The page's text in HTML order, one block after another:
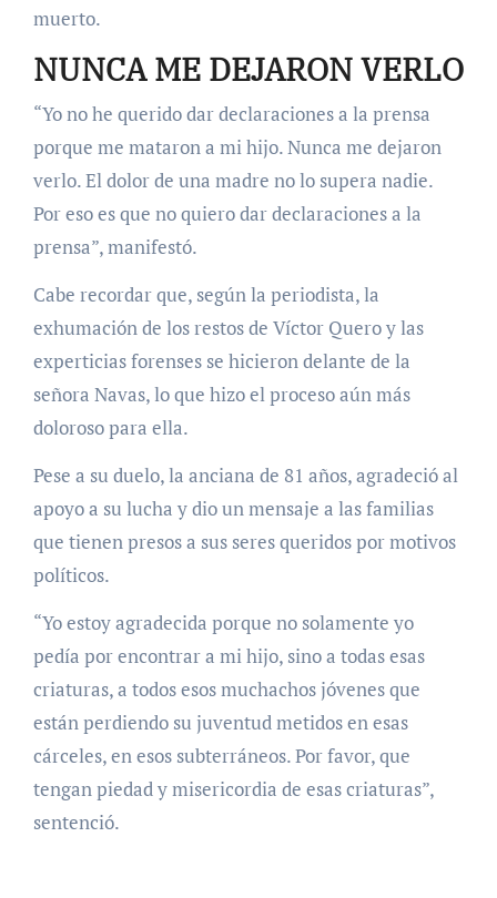
muerto.
NUNCA ME DEJARON VERLO
“Yo no he querido dar declaraciones a la prensa
porque me mataron a mi hijo. Nunca me dejaron
verlo. El dolor de una madre no lo supera nadie.
Por eso es que no quiero dar declaraciones a la
prensa”, manifestó.
Cabe recordar que, según la periodista, la
exhumación de los restos de Víctor Quero y las
experticias forenses se hicieron delante de la
señora Navas, lo que hizo el proceso aún más
doloroso para ella.
Pese a su duelo, la anciana de 81 años, agradeció al
apoyo a su lucha y dio un mensaje a las familias
que tienen presos a sus seres queridos por motivos
políticos.
“Yo estoy agradecida porque no solamente yo
pedía por encontrar a mi hijo, sino a todas esas
criaturas, a todos esos muchachos jóvenes que
están perdiendo su juventud metidos en esas
cárceles, en esos subterráneos. Por favor, que
tengan piedad y misericordia de esas criaturas”,
sentenció.